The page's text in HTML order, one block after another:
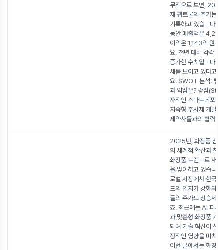
무적으로 보면,
재 펩트론의 주가는
기록하고 있습니다.
동안 매출액은 4,291
이익은 1,143억 원을
요. 전년 대비 각각
증가한 수치입니다.
세를 보이고 있다고
요. SWOT 분석: 펩
과 약점은? 강점
자적인 스마트데포
지속형 주사제 개발
제약사들과의 협력
2025년, 화장품 산
의 세계적 확산과 친
화장품 트렌드로 새
을 맞이하고 있습니
로벌 시장에서 한국
드의 입지가 강화되
들의 주가도 상승세
죠. 최근에는 AI 피부
과 맞춤형 화장품 개
되며 기술 혁신이 산
정적인 영향을 미치
이번 글에서는 화장